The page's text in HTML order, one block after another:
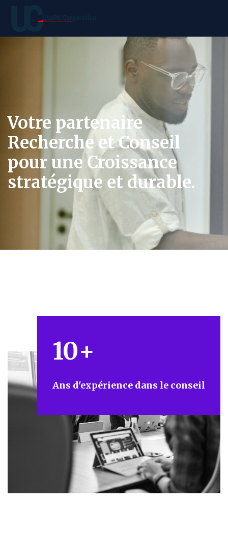
Votre partenaire
Recherche et Conseil
pour une Croissance
stratégique et durable.
10+
Ans d'expérience dans le conseil